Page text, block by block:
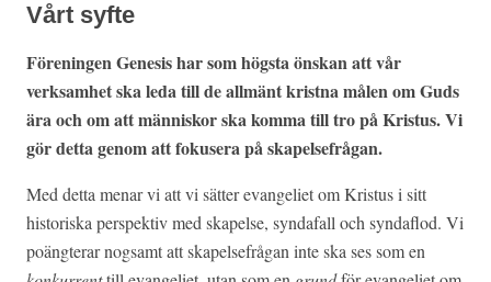
Vårt syfte
Föreningen Genesis har som högsta önskan att vår
verksamhet ska leda till de allmänt kristna målen om Guds
ära och om att människor ska komma till tro på Kristus. Vi
gör detta genom att fokusera på skapelsefrågan.
Med detta menar vi att vi sätter evangeliet om Kristus i sitt
historiska perspektiv med skapelse, syndafall och syndaflod. Vi
poängterar nogsamt att skapelsefrågan inte ska ses som en